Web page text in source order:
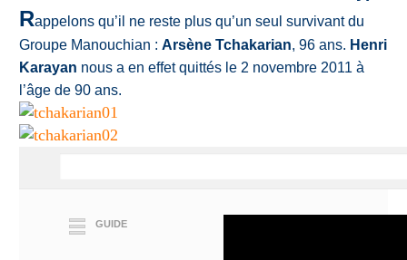
Rappelons qu’il ne reste plus qu’un seul survivant du
Groupe Manouchian : Arsène Tchakarian, 96 ans. Henri
Karayan nous a en effet quittés le 2 novembre 2011 à
l’âge de 90 ans.
GUIDE